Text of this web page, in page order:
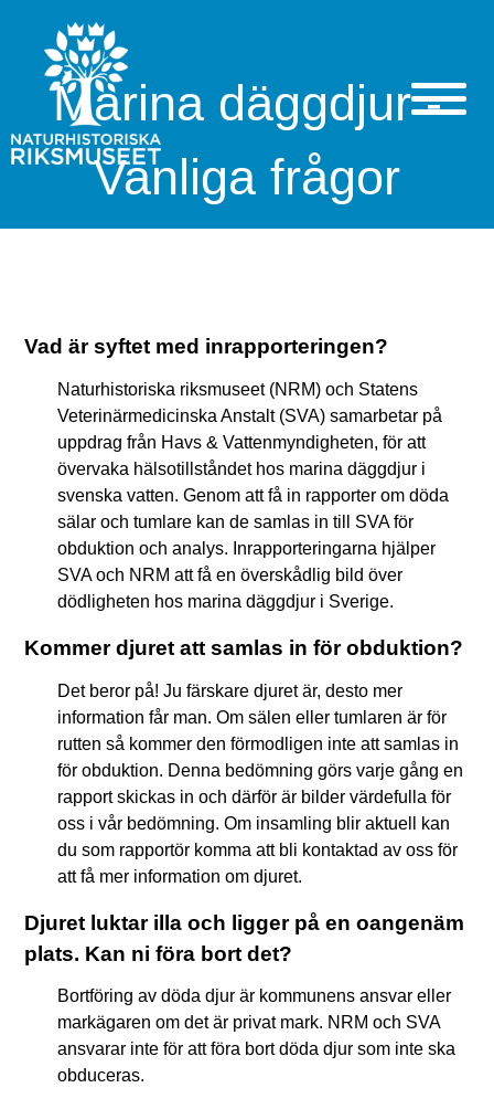
Marina däggdjur -
Vanliga frågor
Vad är syftet med inrapporteringen?
Naturhistoriska riksmuseet (NRM) och Statens
Veterinärmedicinska Anstalt (SVA) samarbetar på
uppdrag från Havs & Vattenmyndigheten, för att
övervaka hälsotillståndet hos marina däggdjur i
svenska vatten. Genom att få in rapporter om döda
sälar och tumlare kan de samlas in till SVA för
obduktion och analys. Inrapporteringarna hjälper
SVA och NRM att få en överskådlig bild över
dödligheten hos marina däggdjur i Sverige.
Kommer djuret att samlas in för obduktion?
Det beror på! Ju färskare djuret är, desto mer
information får man. Om sälen eller tumlaren är för
rutten så kommer den förmodligen inte att samlas in
för obduktion. Denna bedömning görs varje gång en
rapport skickas in och därför är bilder värdefulla för
oss i vår bedömning. Om insamling blir aktuell kan
du som rapportör komma att bli kontaktad av oss för
att få mer information om djuret.
Djuret luktar illa och ligger på en oangenäm
plats. Kan ni föra bort det?
Bortföring av döda djur är kommunens ansvar eller
markägaren om det är privat mark. NRM och SVA
ansvarar inte för att föra bort döda djur som inte ska
obduceras.